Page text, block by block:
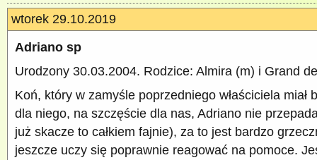
wtorek 29.10.2019
Adriano sp
Urodzony 30.03.2004. Rodzice: Almira (m) i Grand
Koń, który w zamyśle poprzedniego właściciela miał
dla niego, na szczęście dla nas, Adriano nie
już skacze to całkiem fajnie), za to jest bardzo
jeszcze uczy się poprawnie reagować na pomoce.